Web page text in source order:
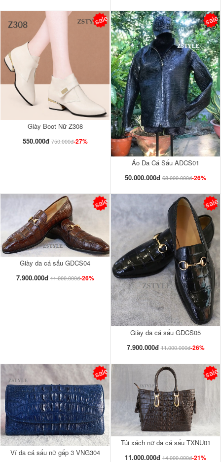
Giày Boot Nữ Z308
550.000đ 750.000đ-27%
sale
Áo Da Cá Sấu ADCS01
50.000.000đ 68.000.000đ-26%
sale
Giày da cá sấu GDCS04
7.900.000đ 11.000.000đ-26%
sale
Giày da cá sấu GDCS05
7.900.000đ 11.000.000đ-26%
sale
Ví da cá sấu nữ gấp 3 VNG304
sale
Túi xách nữ da cá sấu TXNU01
11.000.000đ 14.000.000đ-21%
sale